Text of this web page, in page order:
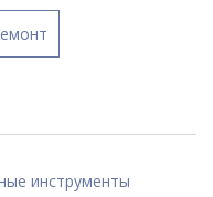
инструменты